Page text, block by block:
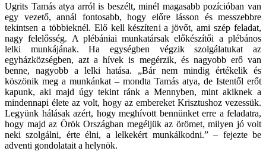
Ugrits Tamás atya arról is beszélt, minél magasabb pozícióban van
egy vezető, annál fontosabb, hogy előre lásson és messzebbre
tekintsen a többieknél. Elő kell készíteni a jövőt, ami szép feladat,
nagy felelősség. A plébániai munkatársak előkészítői a plébános
lelki munkájának. Ha egységben végzik szolgálatukat az
egyházközségben, azt a hívek is megérzik, és nagyobb erő van
benne, nagyobb a lelki hatása. „Bár nem mindig értékelik és
köszönik meg a munkánkat – mondta Tamás atya, de Istentől erőt
kapunk, aki majd úgy tekint ránk a Mennyben, mint akiknek a
mindennapi élete az volt, hogy az embereket Krisztushoz vezessük.
Legyünk hálásak azért, hogy meghívott bennünket erre a feladatra,
hogy majd az Örök Országban megéljük az örömet, milyen jó volt
neki szolgálni, érte élni, a lelkekért munkálkodni.” – fejezte be
adventi gondolatait a helynök.